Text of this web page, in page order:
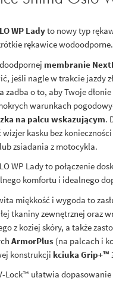
WP Ladyto nowy typ
rękawice wodoodporne.
membranie
jeśli nagle w trakcie jazdy
zadba o to, aby Twoje
warunkach
na palcu wskazującym.
wizjer kasku bez
zsiadania z motocykla.
WP Lady to połączenie
komfortu i idealnego
miękkość i wygoda to
tkaniny zewnętrznej oraz
z koziej skóry, a także
ArmorPlus (na palcach i
konstrukcji kciuka Grip+™
Lock™ ułatwia